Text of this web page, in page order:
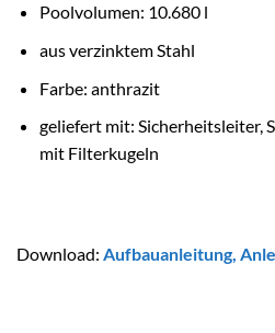
Poolvolumen: 10.680 l
aus verzinktem Stahl
Farbe: anthrazit
geliefert mit: Sicherheitsleiter,
mit Filterkugeln
Download: Aufbauanleitung